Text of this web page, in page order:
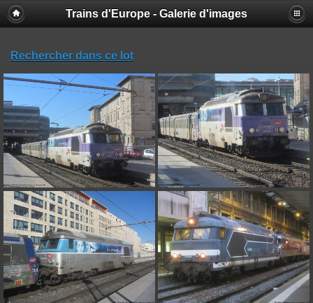
Trains d'Europe - Galerie d'images
Rechercher dans ce lot